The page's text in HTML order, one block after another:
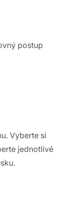
postup
Vyberte si
jednotlivé